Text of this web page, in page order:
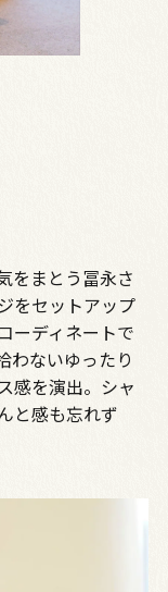
をまとう冨永さ
をセットアップ
ーディネートで
わないゆったり
感を演出。シャ
と感も忘れず